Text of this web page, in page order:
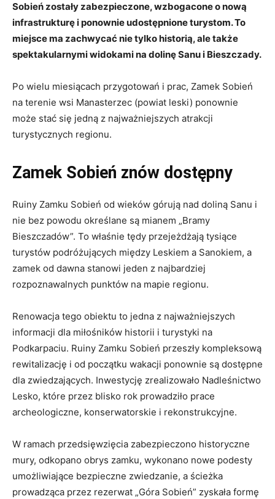
Sobień zostały zabezpieczone, wzbogacone o nową
infrastrukturę i ponownie udostępnione turystom. To
miejsce ma zachwycać nie tylko historią, ale także
spektakularnymi widokami na dolinę Sanu i Bieszczady.
Po wielu miesiącach przygotowań i prac, Zamek Sobień
na terenie wsi Manasterzec (powiat leski) ponownie
może stać się jedną z najważniejszych atrakcji
turystycznych regionu.
Zamek Sobień znów dostępny
Ruiny Zamku Sobień od wieków górują nad doliną Sanu i
nie bez powodu określane są mianem „Bramy
Bieszczadów”. To właśnie tędy przejeżdżają tysiące
turystów podróżujących między Leskiem a Sanokiem, a
zamek od dawna stanowi jeden z najbardziej
rozpoznawalnych punktów na mapie regionu.
Renowacja tego obiektu to jedna z najważniejszych
informacji dla miłośników historii i turystyki na
Podkarpaciu. Ruiny Zamku Sobień przeszły kompleksową
rewitalizację i od początku wakacji ponownie są dostępne
dla zwiedzających. Inwestycję zrealizowało Nadleśnictwo
Lesko, które przez blisko rok prowadziło prace
archeologiczne, konserwatorskie i rekonstrukcyjne.
W ramach przedsięwzięcia zabezpieczono historyczne
mury, odkopano obrys zamku, wykonano nowe podesty
umożliwiające bezpieczne zwiedzanie, a ścieżka
prowadząca przez rezerwat „Góra Sobień” zyskała formę